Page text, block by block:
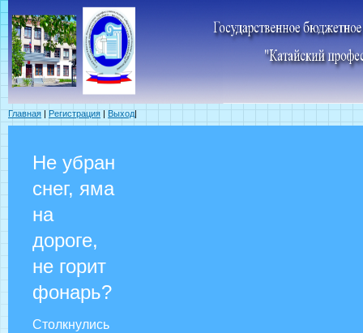
Главная | Регистрация | Выход|
Не убран
снег, яма
на
дороге,
не горит
фонарь?
Столкнулись